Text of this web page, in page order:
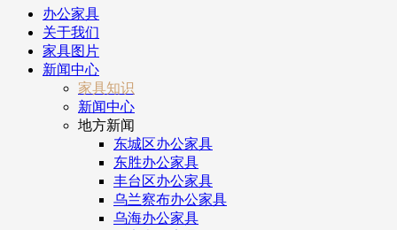
办公家具
关于我们
家具图片
新闻中心
家具知识
新闻中心
地方新闻
东城区办公家具
东胜办公家具
丰台区办公家具
乌兰察布办公家具
乌海办公家具